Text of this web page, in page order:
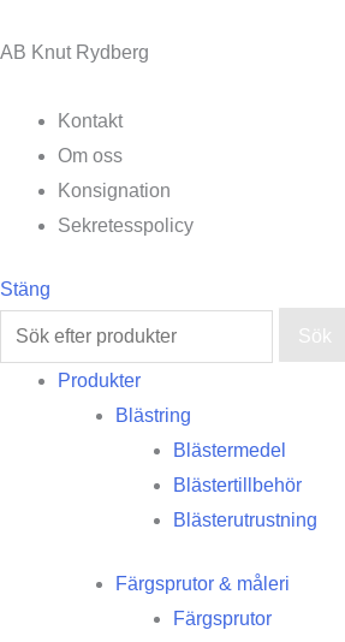
AB Knut Rydberg
Kontakt
Om oss
Konsignation
Sekretesspolicy
Stäng
Sök
Produkter
Blästring
Blästermedel
Blästertillbehör
Blästerutrustning
Färgsprutor & måleri
Färgsprutor